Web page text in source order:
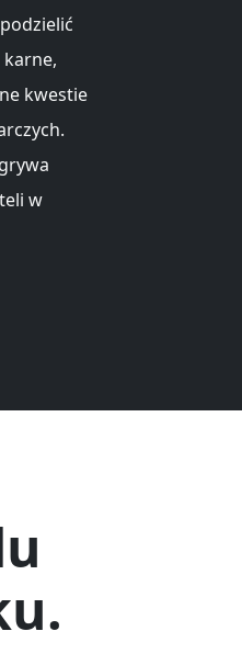
kwestie
w